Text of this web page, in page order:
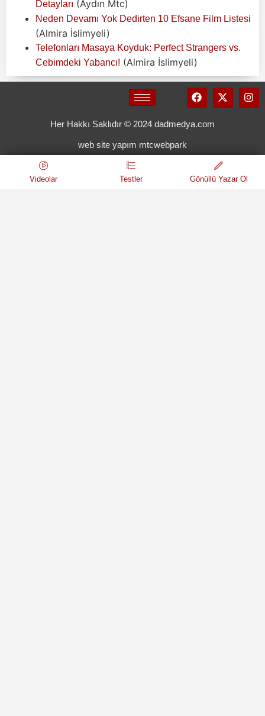
Detayları (Aydın Mtc)
Neden Devamı Yok Dedirten 10 Efsane Film Listesi
(Almira İslimyeli)
Telefonları Masaya Koyduk: Perfect Strangers vs.
Cebimdeki Yabancı! (Almira İslimyeli)
Her Hakkı Saklıdır © 2024 dadmedya.com
web site yapım mtcwebpark
Videolar Testler Gönüllü Yazar Ol